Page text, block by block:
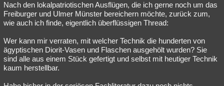
Nach den lokalpatriotischen Ausflügen, die ich gerne noch um das
Freiburger und Ulmer Münster bereichern möchte, zurück zum,
wie auch ich finde, eigentlich überflüssigen Thread:
Wer kann mir verraten, mit welcher Technik die hunderten von
ägyptischen Diorit-Vasen und Flaschen ausgehölt wurden? Sie
sind alle aus einem Stück gefertigt und selbst mit heutiger Technik
kaum herstellbar.